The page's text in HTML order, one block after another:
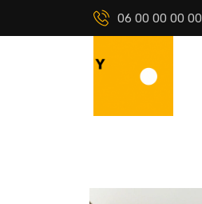
06 00 00 00 00